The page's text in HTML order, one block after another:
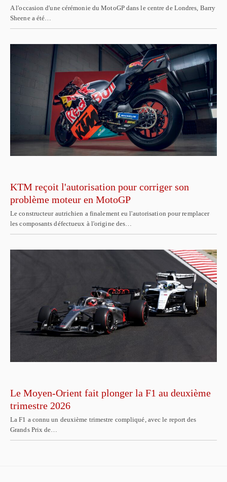
A l'occasion d'une cérémonie du MotoGP dans le centre de Londres, Barry
Sheene a été…
KTM reçoit l'autorisation pour corriger son
problème moteur en MotoGP
Le constructeur autrichien a finalement eu l'autorisation pour remplacer
les composants défectueux à l'origine des…
Le Moyen-Orient fait plonger la F1 au deuxième
trimestre 2026
La F1 a connu un deuxième trimestre compliqué, avec le report des
Grands Prix de…